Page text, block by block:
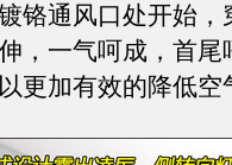
铬通风口处开始，
，一气呵成，首尾
更加有效的降低空